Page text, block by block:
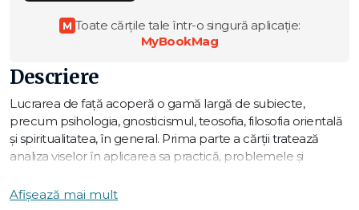
M Toate cărțile tale într-o singură aplicație:
MyBookMag
Descriere
Lucrarea de față acoperă o gamă largă de subiecte,
precum psihologia, gnosticismul, teosofia, filosofia orientală
și spiritualitatea, în general. Prima parte a cărții tratează
analiza viselor în aplicarea sa practică, problemele și
a tipurilor psihologice. Secțiunea de mijloc abordează
Afișează mai mult